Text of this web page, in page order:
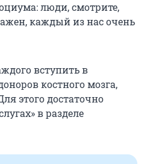
люди, смотрите,
каждый из нас очень
вступить в
костного мозга,
этого достаточно
в разделе